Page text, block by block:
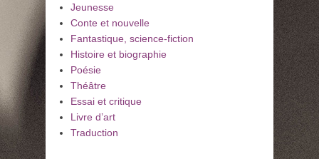
Jeunesse
Conte et nouvelle
Fantastique, science-fiction
Histoire et biographie
Poésie
Théâtre
Essai et critique
Livre d’art
Traduction